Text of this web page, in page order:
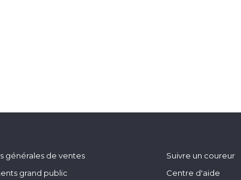
générales de ventes
grand public
Suivre un coureur
Centre d'aide